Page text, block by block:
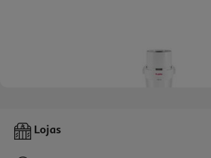
Picadora Flama Pikatti 1705fl 700 W
Lojas